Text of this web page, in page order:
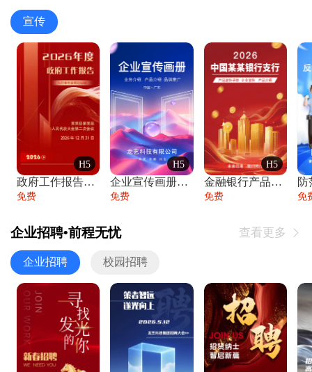
宣传
H5
政府工作报告政府年终工作总结
免费
H5
企业宣传画册公司简介产品介绍业务宣传手册
免费
H5
金融银行产品宣传手册企业宣传产品介绍
免费
防
免
企业招聘•前程无忧 查看更多 
企业招聘 校园招聘